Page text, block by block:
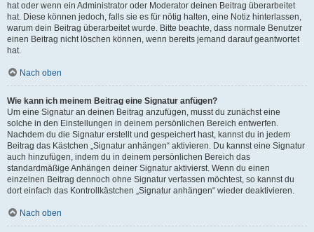
hat oder wenn ein Administrator oder Moderator deinen Beitrag überarbeitet
hat. Diese können jedoch, falls sie es für nötig halten, eine Notiz hinterlassen,
warum dein Beitrag überarbeitet wurde. Bitte beachte, dass normale Benutzer
einen Beitrag nicht löschen können, wenn bereits jemand darauf geantwortet
hat.
Nach oben
Wie kann ich meinem Beitrag eine Signatur anfügen?
Um eine Signatur an deinen Beitrag anzufügen, musst du zunächst eine
solche in den Einstellungen in deinem persönlichen Bereich entwerfen.
Nachdem du die Signatur erstellt und gespeichert hast, kannst du in jedem
Beitrag das Kästchen „Signatur anhängen“ aktivieren. Du kannst eine Signatur
auch hinzufügen, indem du in deinem persönlichen Bereich das
standardmäßige Anhängen deiner Signatur aktivierst. Wenn du einen
einzelnen Beitrag dennoch ohne Signatur verfassen möchtest, so kannst du
dort einfach das Kontrollkästchen „Signatur anhängen“ wieder deaktivieren.
Nach oben